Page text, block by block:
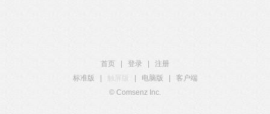
首页 登录
注册
标准版
触屏版 电脑版
客户端
© Comsenz Inc.